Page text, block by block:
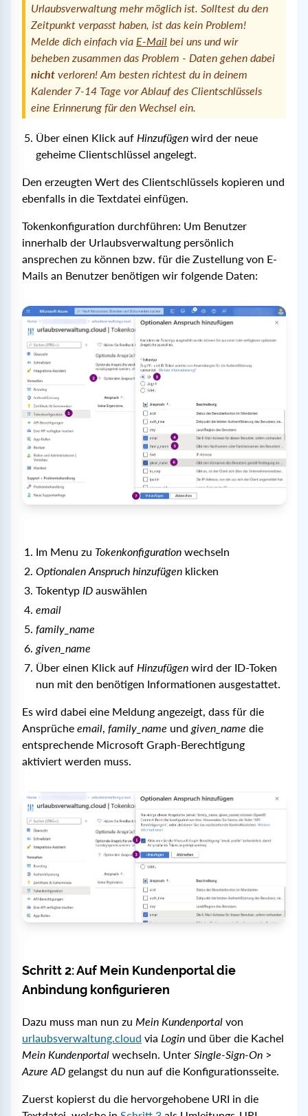
Urlaubsverwaltung mehr möglich ist. Solltest du den
Zeitpunkt verpasst haben, ist das kein Problem!
Melde dich einfach via E-Mail bei uns und wir
beheben zusammen das Problem - Daten gehen dabei
nicht verloren! Am besten richtest du in deinem
Kalender 7-14 Tage vor Ablauf des Clientschlüssels
eine Erinnerung für den Wechsel ein.
Über einen Klick auf Hinzufügen wird der neue
geheime Clientschlüssel angelegt.
Den erzeugten Wert des Clientschlüssels kopieren und
ebenfalls in die Textdatei einfügen.
Tokenkonfiguration durchführen: Um Benutzer
innerhalb der Urlaubsverwaltung persönlich
ansprechen zu können bzw. für die Zustellung von E-
Mails an Benutzer benötigen wir folgende Daten:
Im Menu zu Tokenkonfiguration wechseln
Optionalen Anspruch hinzufügen klicken
Tokentyp ID auswählen
email
family_name
given_name
Über einen Klick auf Hinzufügen wird der ID-Token
nun mit den benötigen Informationen ausgestattet.
Es wird dabei eine Meldung angezeigt, dass für die
Ansprüche email, family_name und given_name die
entsprechende Microsoft Graph-Berechtigung
aktiviert werden muss.
Schritt 2: Auf Mein Kundenportal die
Anbindung konfigurieren
Dazu muss man nun zu Mein Kundenportal von
urlaubsverwaltung.cloud via Login und über die Kachel
Mein Kundenportal wechseln. Unter Single-Sign-On >
Azure AD gelangst du nun auf die Konfigurationsseite.
Zuerst kopierst du die hervorgehobene URI in die